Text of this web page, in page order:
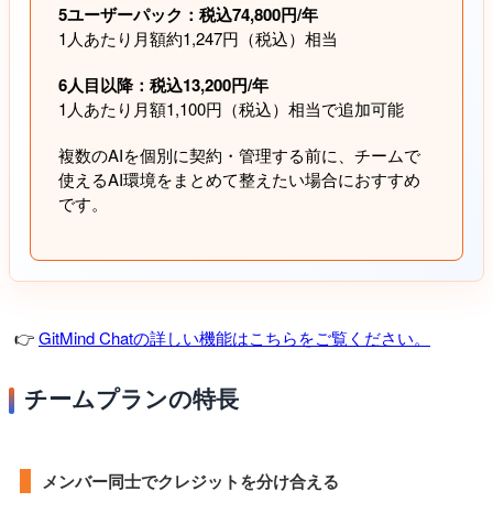
5ユーザーパック：税込74,800円/年
1人あたり月額約1,247円（税込）相当
6人目以降：税込13,200円/年
1人あたり月額1,100円（税込）相当で追加可能
複数のAIを個別に契約・管理する前に、チームで
使えるAI環境をまとめて整えたい場合におすすめ
です。
👉GitMind Chatの詳しい機能はこちらをご覧ください。
チームプランの特長
メンバー同士でクレジットを分け合える